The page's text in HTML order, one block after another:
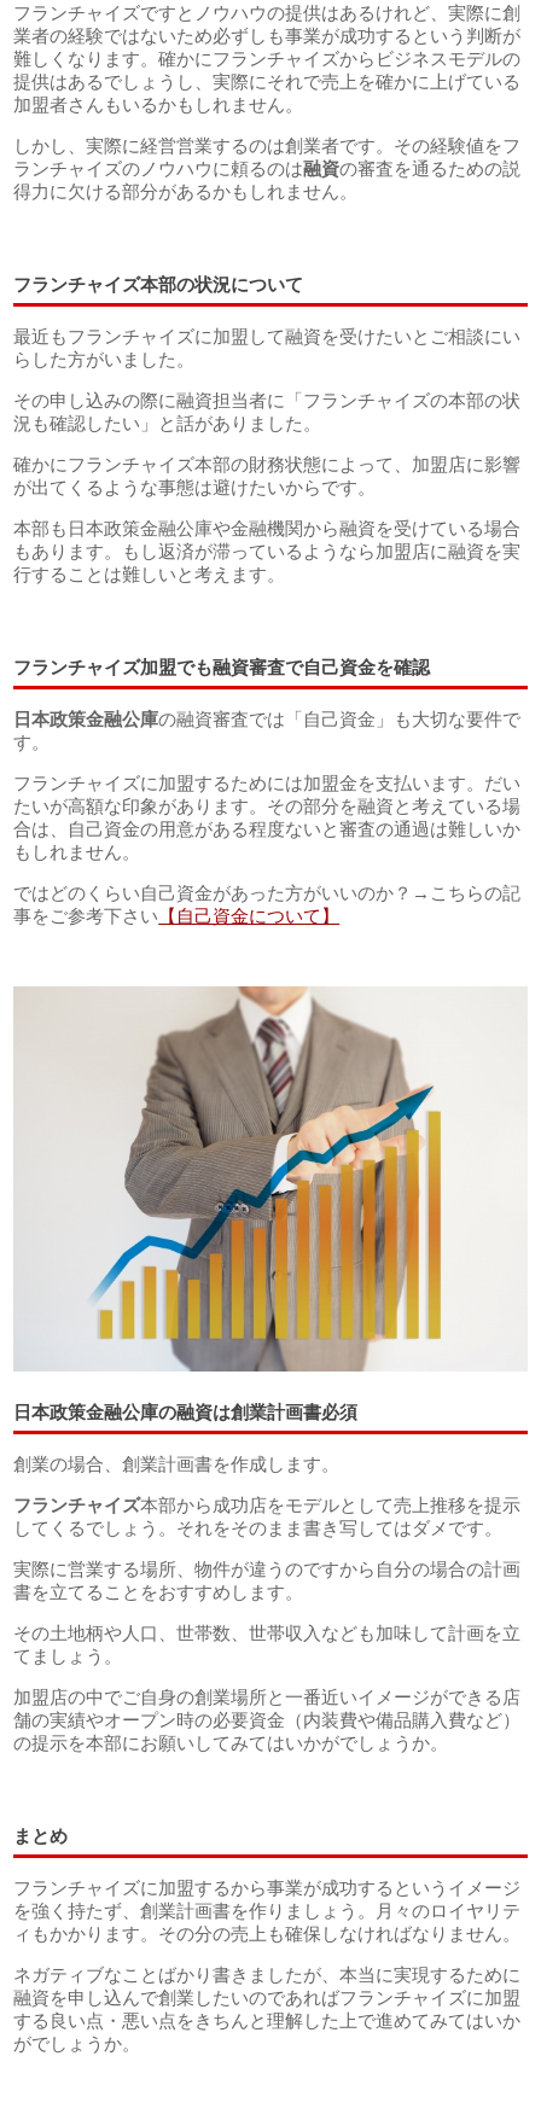
フランチャイズですとノウハウの提供はあるけれど、実際に創
業者の経験ではないため必ずしも事業が成功するという判断が
難しくなります。確かにフランチャイズからビジネスモデルの
提供はあるでしょうし、実際にそれで売上を確かに上げている
加盟者さんもいるかもしれません。
しかし、実際に経営営業するのは創業者です。その経験値をフ
ランチャイズのノウハウに頼るのは融資の審査を通るための説
得力に欠ける部分があるかもしれません。
フランチャイズ本部の状況について
最近もフランチャイズに加盟して融資を受けたいとご相談にい
らした方がいました。
その申し込みの際に融資担当者に「フランチャイズの本部の状
況も確認したい」と話がありました。
確かにフランチャイズ本部の財務状態によって、加盟店に影響
が出てくるような事態は避けたいからです。
本部も日本政策金融公庫や金融機関から融資を受けている場合
もあります。もし返済が滞っているようなら加盟店に融資を実
行することは難しいと考えます。
フランチャイズ加盟でも融資審査で自己資金を確認
日本政策金融公庫の融資審査では「自己資金」も大切な要件で
す。
フランチャイズに加盟するためには加盟金を支払います。だい
たいが高額な印象があります。その部分を融資と考えている場
合は、自己資金の用意がある程度ないと審査の通過は難しいか
もしれません。
ではどのくらい自己資金があった方がいいのか？→こちらの記
事をご参考下さい 【自己資金について】
日本政策金融公庫の融資は創業計画書必須
創業の場合、創業計画書を作成します。
フランチャイズ本部から成功店をモデルとして売上推移を提示
してくるでしょう。それをそのまま書き写してはダメです。
実際に営業する場所、物件が違うのですから自分の場合の計画
書を立てることをおすすめします。
その土地柄や人口、世帯数、世帯収入なども加味して計画を立
てましょう。
加盟店の中でご自身の創業場所と一番近いイメージができる店
舗の実績やオープン時の必要資金（内装費や備品購入費など）
の提示を本部にお願いしてみてはいかがでしょうか。
まとめ
フランチャイズに加盟するから事業が成功するというイメージ
を強く持たず、創業計画書を作りましょう。月々のロイヤリテ
ィもかかります。その分の売上も確保しなければなりません。
ネガティブなことばかり書きましたが、本当に実現するために
融資を申し込んで創業したいのであればフランチャイズに加盟
する良い点・悪い点をきちんと理解した上で進めてみてはいか
がでしょうか。